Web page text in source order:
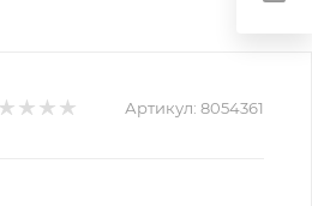
Артикул: 8054361